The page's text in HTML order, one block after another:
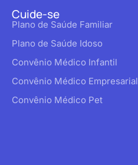
Cuide-se
Plano de Saúde Familiar
Plano de Saúde Idoso
Convênio Médico Infantil
Convênio Médico Empresarial
Convênio Médico Pet